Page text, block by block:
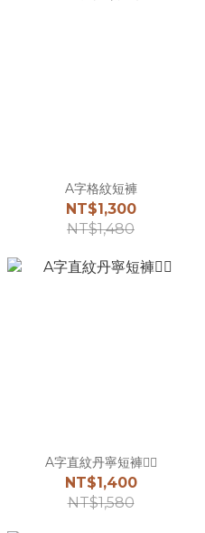
A字格紋短褲
NT$1,300
NT$1,480
A字直紋丹寧短褲☝🏻
NT$1,400
NT$1,580